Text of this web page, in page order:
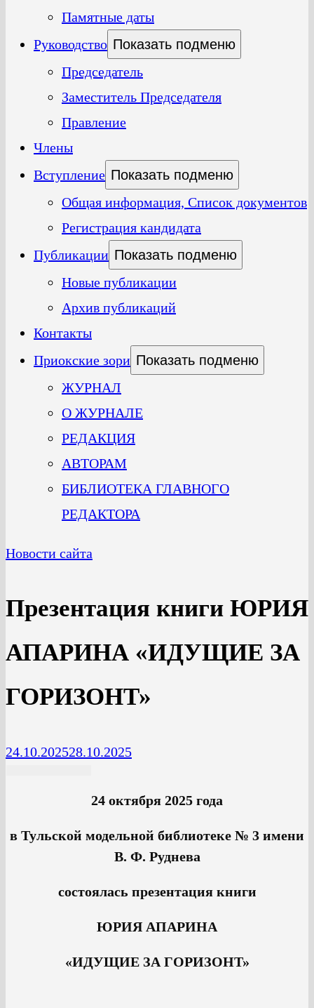
Памятные даты
Руководство Показать подменю
Председатель
Заместитель Председателя
Правление
Члены
Вступление Показать подменю
Общая информация, Список документов
Регистрация кандидата
Публикации Показать подменю
Новые публикации
Архив публикаций
Контакты
Приокские зори Показать подменю
ЖУРНАЛ
О ЖУРНАЛЕ
РЕДАКЦИЯ
АВТОРАМ
БИБЛИОТЕКА ГЛАВНОГО
РЕДАКТОРА
Новости сайта
Презентация книги ЮРИЯ
АПАРИНА «ИДУЩИЕ ЗА
ГОРИЗОНТ»
24.10.202528.10.2025
24 октября 2025 года
в Тульской модельной библиотеке № 3 имени
В. Ф. Руднева
состоялась презентация книги
ЮРИЯ АПАРИНА
«ИДУЩИЕ ЗА ГОРИЗОНТ»